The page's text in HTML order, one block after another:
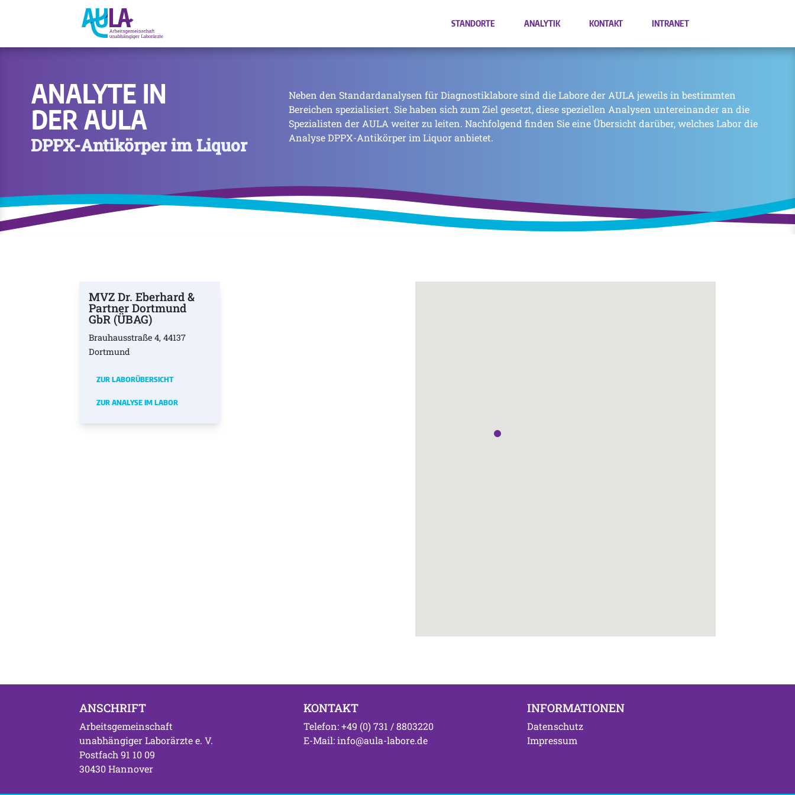
STANDORTE ANALYTIK KONTAKT INTRANET
ANALYTE IN
DER AULA
DPPX-Antikörper im Liquor
Neben den Standardanalysen für Diagnostiklabore sind die Labore der AULA jeweils in bestimmten
Bereichen spezialisiert. Sie haben sich zum Ziel gesetzt, diese speziellen Analysen untereinander an die
Spezialisten der AULA weiter zu leiten. Nachfolgend finden Sie eine Übersicht darüber, welches Labor die
Analyse DPPX-Antikörper im Liquor anbietet.
MVZ Dr. Eberhard &
Partner Dortmund
GbR (ÜBAG)
Brauhausstraße 4, 44137
Dortmund
ZUR LABORÜBERSICHT
ZUR ANALYSE IM LABOR
ANSCHRIFT
Arbeitsgemeinschaft
unabhängiger Laborärzte e. V.
Postfach 91 10 09
30430 Hannover
KONTAKT
Telefon: +49 (0) 731 / 8803220
E-Mail: info@aula-labore.de
INFORMATIONEN
Datenschutz
Impressum